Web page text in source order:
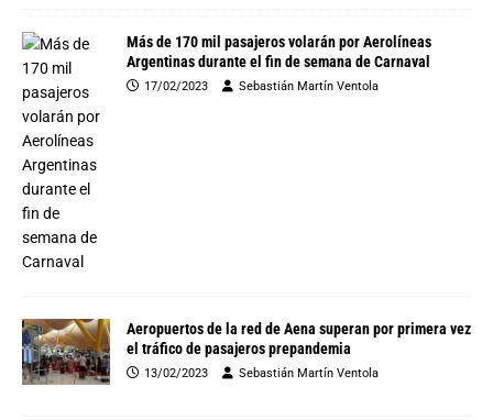
Más de 170 mil pasajeros volarán por Aerolíneas
Argentinas durante el fin de semana de Carnaval
17/02/2023 Sebastián Martín Ventola
Aeropuertos de la red de Aena superan por primera vez
el tráfico de pasajeros prepandemia
13/02/2023 Sebastián Martín Ventola